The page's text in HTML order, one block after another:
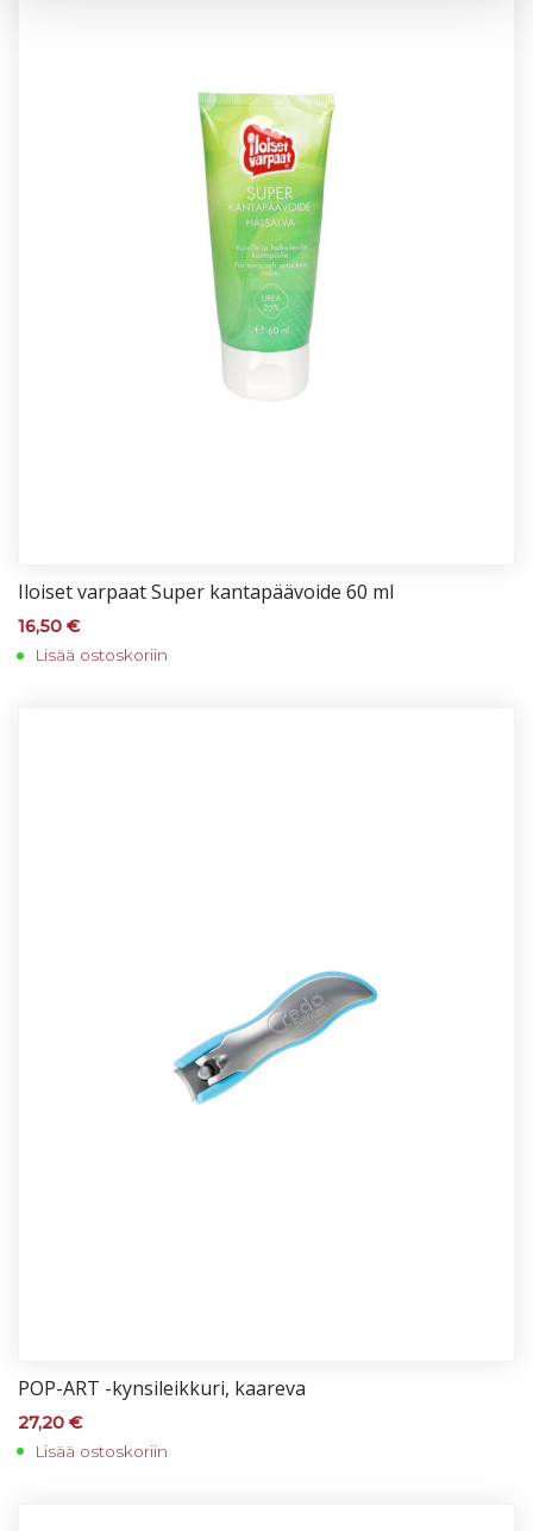
Iloi­set var­paat Su­per kan­ta­pää­voi­de 60 ml
16,50 €
Lisää ostoskoriin
POP-ART -kyn­si­leik­ku­ri, kaa­re­va
27,20 €
Lisää ostoskoriin